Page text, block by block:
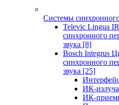
Системы
Televic Lingua
синхронного
звука [8]
Bosch Integrus
синхронного
звука [25]
ИК-
ИК-